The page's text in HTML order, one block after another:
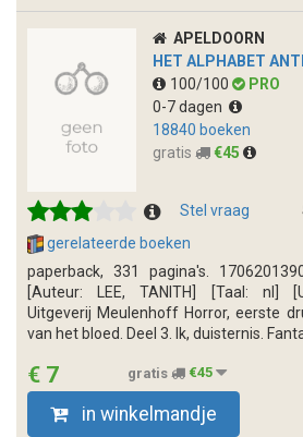
APELDOORN
HET ALPHABET
100/100
PRO
0-7 dagen
18840 boeken
gratis
€45
Stel vraag
gerelateerde boeken
paperback, 331 pagina's.
[Auteur: LEE, TANITH] [Taal: nl]
Uitgeverij Meulenhoff Horror, eerste
van het bloed. Deel 3. Ik, duisternis.
€ 7 gratis €45
in winkelmandje